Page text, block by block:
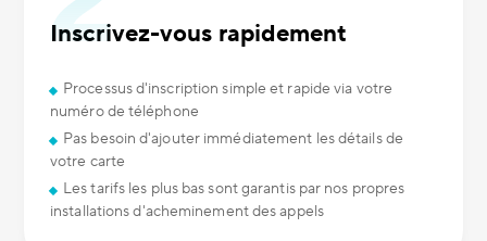
Inscrivez-vous rapidement
Processus d'inscription simple et rapide via votre
numéro de téléphone
Pas besoin d'ajouter immédiatement les détails de
votre carte
Les tarifs les plus bas sont garantis par nos propres
installations d'acheminement des appels